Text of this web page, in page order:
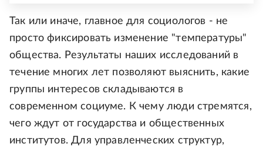
Так или иначе, главное для социологов - не
просто фиксировать изменение "температуры"
общества. Результаты наших исследований в
течение многих лет позволяют выяснить, какие
группы интересов складываются в
современном социуме. К чему люди стремятся,
чего ждут от государства и общественных
институтов. Для управленческих структур,